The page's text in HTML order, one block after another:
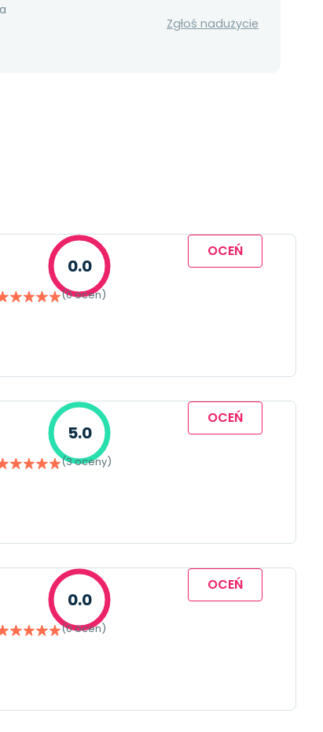
Zgłoś nadużycie
0.0
(0 ocen)
OCEŃ
5.0
(3 oceny)
OCEŃ
0.0
(0 ocen)
OCEŃ